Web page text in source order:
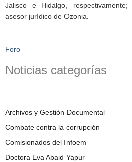
Jalisco e Hidalgo,
asesor jurídico de Ozonia.
Foro
Noticias categorías
Archivos y Gestión Documental
Combate contra la corrupción
Comisionados del Infoem
Doctora Eva Abaid Yapur